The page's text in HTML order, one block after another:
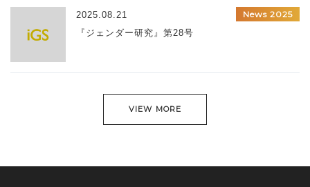
2025.08.21
News 2025
『ジェンダー研究』第28号
VIEW MORE